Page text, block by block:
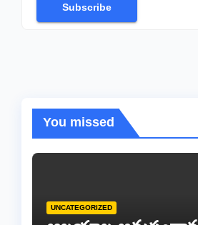
Subscribe
You missed
UNCATEGORIZED